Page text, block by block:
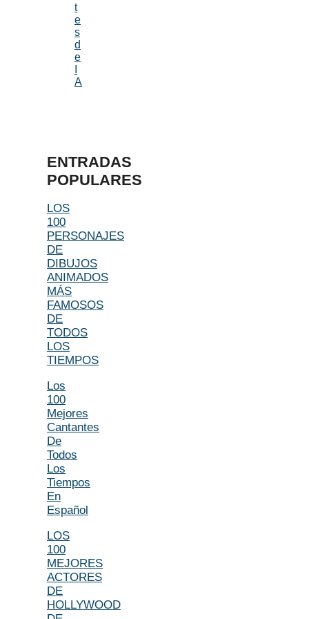
t
e
s
d
e
A
ENTRADAS
POPULARES
LOS
100
PERSONAJES
DE
DIBUJOS
ANIMADOS
MÁS
FAMOSOS
DE
TODOS
LOS
TIEMPOS
Los
100
Mejores
Cantantes
De
Todos
Los
Tiempos
En
Español
LOS
100
MEJORES
ACTORES
DE
HOLLYWOOD